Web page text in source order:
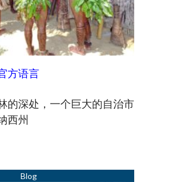
方语言
的深处，一个巨大的自治市
西州